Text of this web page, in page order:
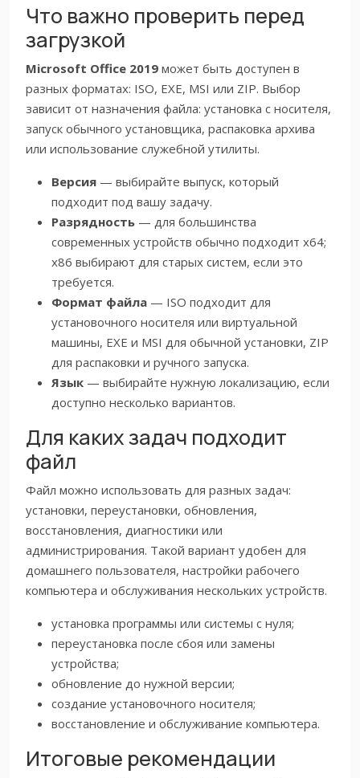
Что важно проверить перед
загрузкой
Microsoft Office 2019 может быть доступен в
разных форматах: ISO, EXE, MSI или ZIP. Выбор
зависит от назначения файла: установка с носителя,
запуск обычного установщика, распаковка архива
или использование служебной утилиты.
Версия — выбирайте выпуск, который
подходит под вашу задачу.
Разрядность — для большинства
современных устройств обычно подходит x64;
x86 выбирают для старых систем, если это
требуется.
Формат файла — ISO подходит для
установочного носителя или виртуальной
машины, EXE и MSI для обычной установки, ZIP
для распаковки и ручного запуска.
Язык — выбирайте нужную локализацию, если
доступно несколько вариантов.
Для каких задач подходит
файл
Файл можно использовать для разных задач:
установки, переустановки, обновления,
восстановления, диагностики или
администрирования. Такой вариант удобен для
домашнего пользователя, настройки рабочего
компьютера и обслуживания нескольких устройств.
установка программы или системы с нуля;
переустановка после сбоя или замены
устройства;
обновление до нужной версии;
создание установочного носителя;
восстановление и обслуживание компьютера.
Итоговые рекомендации